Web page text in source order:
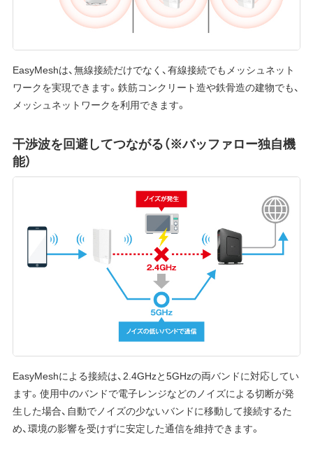
EasyMeshは、無線接続だけでなく、有線接続でもメッシュネット
ワークを実現できます。鉄筋コンクリート造や鉄骨造の建物でも、
メッシュネットワークを利用できます。
干渉波を回避してつながる（※バッファロー独自機
能）
EasyMeshによる接続は、2.4GHzと5GHzの両バンドに対応してい
ます。使用中のバンドで電子レンジなどのノイズによる切断が発
生した場合、自動でノイズの少ないバンドに移動して接続するた
め、環境の影響を受けずに安定した通信を維持できます。